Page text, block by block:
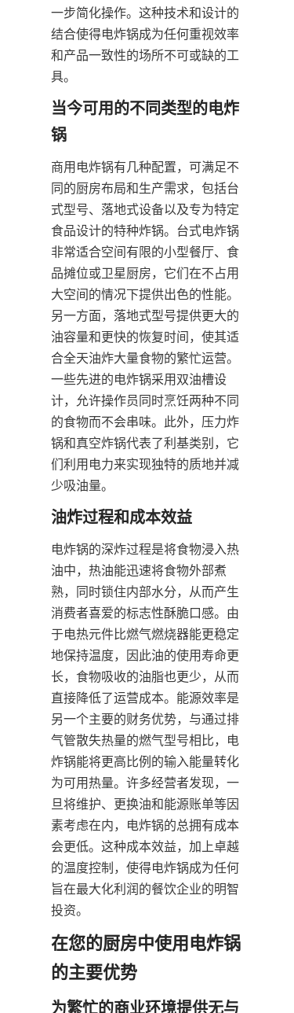
一步简化操作。这种技术和设计的
结合使得电炸锅成为任何重视效率
和产品一致性的场所不可或缺的工
具。
当今可用的不同类型的电炸
商用电炸锅有几种配置，可满足不
同的厨房布局和生产需求，包括台
式型号、落地式设备以及专为特定
食品设计的特种炸锅。台式电炸锅
非常适合空间有限的小型餐厅、食
品摊位或卫星厨房，它们在不占用
大空间的情况下提供出色的性能。
另一方面，落地式型号提供更大的
油容量和更快的恢复时间，使其适
合全天油炸大量食物的繁忙运营。
一些先进的电炸锅采用双油槽设
计，允许操作员同时烹饪两种不同
的食物而不会串味。此外，压力炸
锅和真空炸锅代表了利基类别，它
们利用电力来实现独特的质地并减
少吸油量。
电炸锅的深炸过程是将食物浸入热
油中，热油能迅速将食物外部煮
熟，同时锁住内部水分，从而产生
消费者喜爱的标志性酥脆口感。由
于电热元件比燃气燃烧器能更稳定
地保持温度，因此油的使用寿命更
长，食物吸收的油脂也更少，从而
直接降低了运营成本。能源效率是
另一个主要的财务优势，与通过排
气管散失热量的燃气型号相比，电
炸锅能将更高比例的输入能量转化
为可用热量。许多经营者发现，一
旦将维护、更换油和能源账单等因
素考虑在内，电炸锅的总拥有成本
会更低。这种成本效益，加上卓越
的温度控制，使得电炸锅成为任何
旨在最大化利润的餐饮企业的明智
投资。
在您的厨房中使用电炸锅
为繁忙的商业环境提供无与